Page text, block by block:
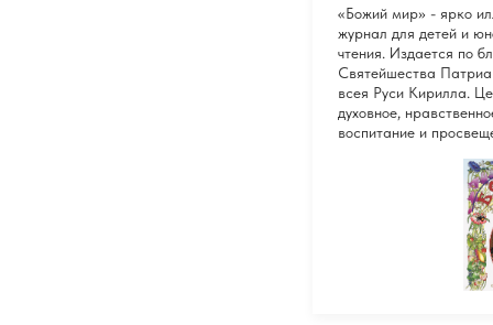
«Божий мир» - ярко
журнал для детей и
чтения. Издается по
Святейшества
всея Руси Кирилла.
духовное,
воспитание и